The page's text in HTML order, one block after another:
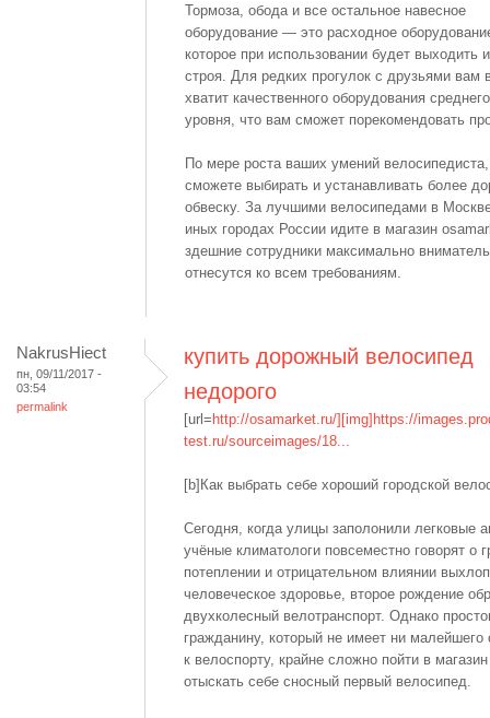
Тормоза, обода и все остальное навесное
оборудование — это расходное
которое при использовании будет выходить
строя. Для редких прогулок с друзьями вам
хватит качественного оборудования среднего
уровня, что вам сможет порекомендовать
По мере роста ваших умений
сможете выбирать и устанавливать более
обвеску. За лучшими велосипедами в
иных городах России идите в магазин
здешние сотрудники максимально
отнесутся ко всем требованиям.
NakrusHiect
пн, 09/11/2017 -
03:54
permalink
купить дорожный велосипед
недорого
[url= http://osamarket.ru/][img]https://
test.ru/sourceimages/18...
[b]Как выбрать себе хороший городской
Сегодня, когда улицы заполонили легковые
учёные климатологи повсеместно говорят о
потеплении и отрицательном влиянии
человеческое здоровье, второе рождение
двухколесный велотранспорт. Однако
гражданину, который не имеет ни малейшего
к велоспорту, крайне сложно пойти в
отыскать себе сносный первый велосипед.